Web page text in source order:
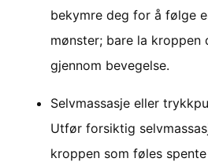
bekymre deg for å følge
mønster; bare la kroppen
gjennom bevegelse.
Selvmassasje eller
Utfør forsiktig
kroppen som føles